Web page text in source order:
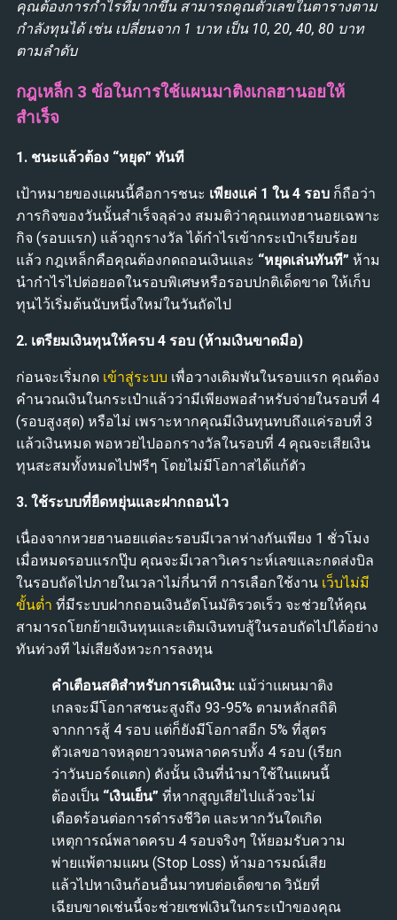
คุณต้องการกำไรที่มากขึ้น สามารถคูณตัวเลขในตารางตาม
กำลังทุนได้ เช่น เปลี่ยนจาก 1 บาท เป็น 10, 20, 40, 80 บาท
ตามลำดับ
กฎเหล็ก 3 ข้อในการใช้แผนมาติงเกลฮานอยให้
สำเร็จ
1. ชนะแล้วต้อง “หยุด” ทันที
เป้าหมายของแผนนี้คือการชนะ เพียงแค่ 1 ใน 4 รอบ ก็ถือว่า
ภารกิจของวันนั้นสำเร็จลุล่วง สมมติว่าคุณแทงฮานอยเฉพาะ
กิจ (รอบแรก) แล้วถูกรางวัล ได้กำไรเข้ากระเป๋าเรียบร้อย
แล้ว กฎเหล็กคือคุณต้องกดถอนเงินและ “หยุดเล่นทันที” ห้าม
นำกำไรไปต่อยอดในรอบพิเศษหรือรอบปกติเด็ดขาด ให้เก็บ
ทุนไว้เริ่มต้นนับหนึ่งใหม่ในวันถัดไป
2. เตรียมเงินทุนให้ครบ 4 รอบ (ห้ามเงินขาดมือ)
ก่อนจะเริ่มกด เข้าสู่ระบบ เพื่อวางเดิมพันในรอบแรก คุณต้อง
คำนวณเงินในกระเป๋าแล้วว่ามีเพียงพอสำหรับจ่ายในรอบที่ 4
(รอบสูงสุด) หรือไม่ เพราะหากคุณมีเงินทุนทบถึงแค่รอบที่ 3
แล้วเงินหมด พอหวยไปออกรางวัลในรอบที่ 4 คุณจะเสียเงิน
ทุนสะสมทั้งหมดไปฟรีๆ โดยไม่มีโอกาสได้แก้ตัว
3. ใช้ระบบที่ยืดหยุ่นและฝากถอนไว
เนื่องจากหวยฮานอยแต่ละรอบมีเวลาห่างกันเพียง 1 ชั่วโมง
เมื่อหมดรอบแรกปุ๊บ คุณจะมีเวลาวิเคราะห์เลขและกดส่งบิล
ในรอบถัดไปภายในเวลาไม่กี่นาที การเลือกใช้งาน เว็บไม่มี
ขั้นต่ำ ที่มีระบบฝากถอนเงินอัตโนมัติรวดเร็ว จะช่วยให้คุณ
สามารถโยกย้ายเงินทุนและเติมเงินทบสู้ในรอบถัดไปได้อย่าง
ทันท่วงที ไม่เสียจังหวะการลงทุน
คำเตือนสติสำหรับการเดินเงิน: แม้ว่าแผนมาติง
เกลจะมีโอกาสชนะสูงถึง 93-95% ตามหลักสถิติ
จากการสู้ 4 รอบ แต่ก็ยังมีโอกาสอีก 5% ที่สูตร
ตัวเลขอาจหลุดยาวจนพลาดครบทั้ง 4 รอบ (เรียก
ว่าวันบอร์ดแตก) ดังนั้น เงินที่นำมาใช้ในแผนนี้
ต้องเป็น “เงินเย็น” ที่หากสูญเสียไปแล้วจะไม่
เดือดร้อนต่อการดำรงชีวิต และหากวันใดเกิด
เหตุการณ์พลาดครบ 4 รอบจริงๆ ให้ยอมรับความ
พ่ายแพ้ตามแผน (Stop Loss) ห้ามอารมณ์เสีย
แล้วไปหาเงินก้อนอื่นมาทบต่อเด็ดขาด วินัยที่
เฉียบขาดเช่นนี้จะช่วยเซฟเงินในกระเป๋าของคุณ